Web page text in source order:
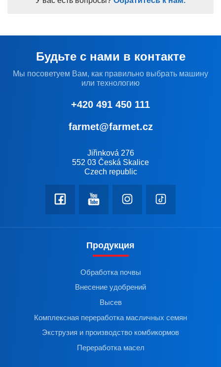
Будьте с нами в контакте
Мы посоветуем Вам, как правильно выбрать машину
или технологию
+420 491 450 111
farmet@farmet.cz
Jiřinková 276
552 03 Česká Skalice
Czech republic
Продукция
Обработка почвы
Внесение удобрений
Высев
Комплексная переработка масличных семян
Экструзия и производство комбикормов
Переработка масел